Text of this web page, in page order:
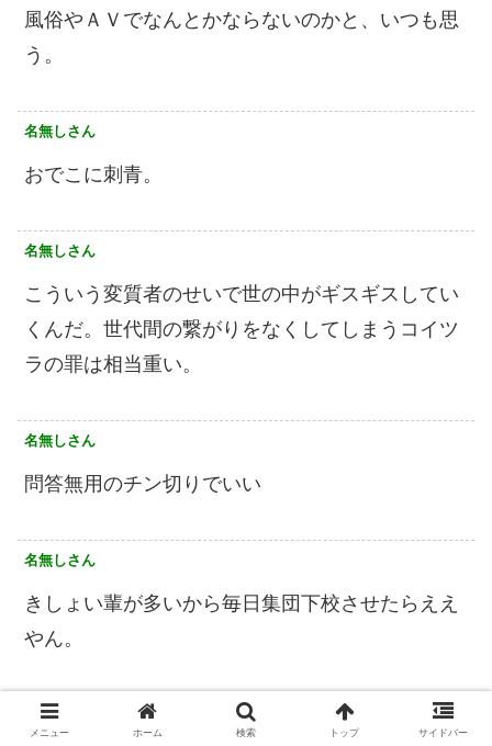
風俗やＡＶでなんとかならないのかと、いつも思
う。
名無しさん
おでこに刺青。
名無しさん
こういう変質者のせいで世の中がギスギスしてい
くんだ。世代間の繋がりをなくしてしまうコイツ
ラの罪は相当重い。
名無しさん
問答無用のチン切りでいい
名無しさん
きしょい輩が多いから毎日集団下校させたらええ
やん。
名無しさん
メニュー ホーム 検索 トップ サイドバー